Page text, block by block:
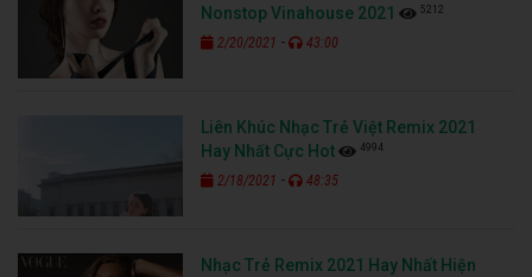
Nonstop Vinahouse 2021
5212
2/20/2021 - 43:00
Liên Khúc Nhạc Trẻ Việt Remix 2021
Hay Nhất Cực Hot
4994
2/18/2021 - 48:35
Nhạc Trẻ Remix 2021 Hay Nhất Hiện